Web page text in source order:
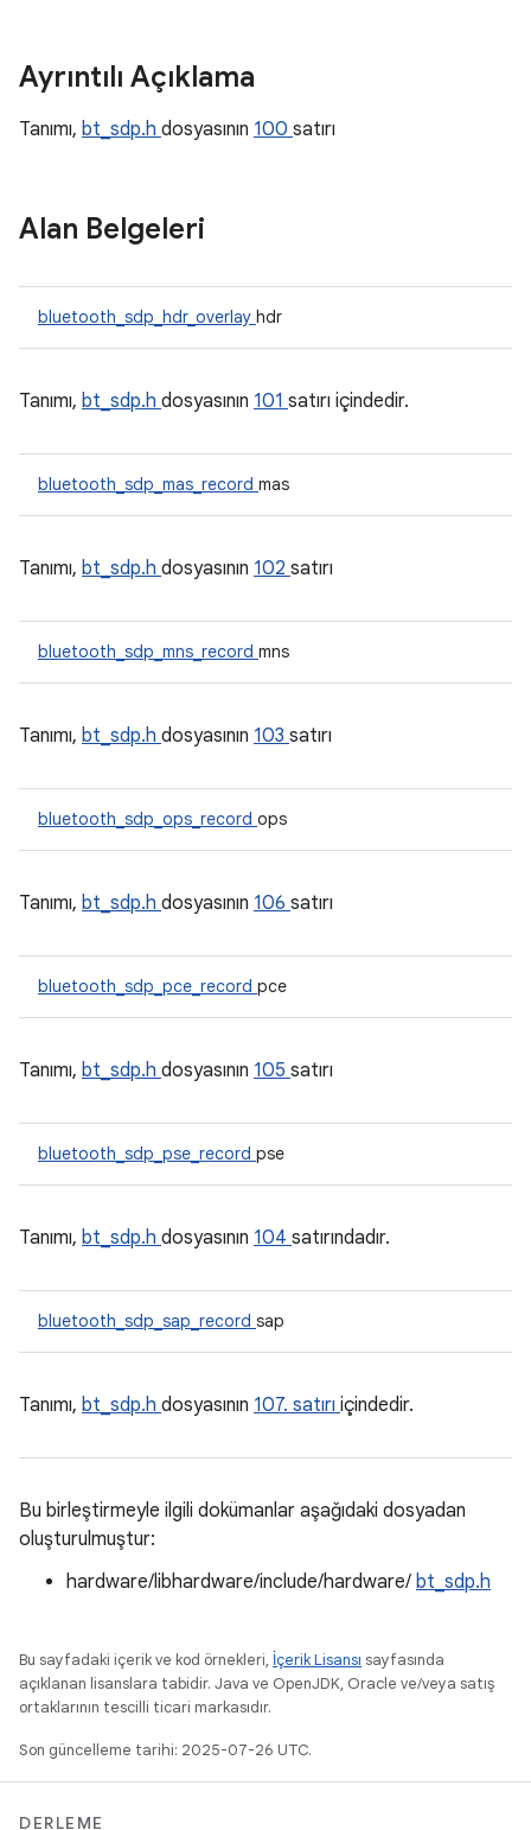
Ayrıntılı Açıklama
Tanımı, bt_sdp.h dosyasının 100 satırı
Alan Belgeleri
bluetooth_sdp_hdr_overlay hdr
Tanımı, bt_sdp.h dosyasının 101 satırı içindedir.
bluetooth_sdp_mas_record mas
Tanımı, bt_sdp.h dosyasının 102 satırı
bluetooth_sdp_mns_record mns
Tanımı, bt_sdp.h dosyasının 103 satırı
bluetooth_sdp_ops_record ops
Tanımı, bt_sdp.h dosyasının 106 satırı
bluetooth_sdp_pce_record pce
Tanımı, bt_sdp.h dosyasının 105 satırı
bluetooth_sdp_pse_record pse
Tanımı, bt_sdp.h dosyasının 104 satırındadır.
bluetooth_sdp_sap_record sap
Tanımı, bt_sdp.h dosyasının 107. satırı içindedir.
Bu birleştirmeyle ilgili dokümanlar aşağıdaki dosyadan
oluşturulmuştur:
hardware/libhardware/include/hardware/ bt_sdp.h
Bu sayfadaki içerik ve kod örnekleri, İçerik Lisansı sayfasında
açıklanan lisanslara tabidir. Java ve OpenJDK, Oracle ve/veya satış
ortaklarının tescilli ticari markasıdır.
Son güncelleme tarihi: 2025-07-26 UTC.
DERLEME